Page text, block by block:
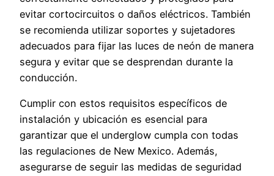
evitar cortocircuitos o daños eléctricos. También
se recomienda utilizar soportes y sujetadores
adecuados para fijar las luces de neón de manera
segura y evitar que se desprendan durante la
conducción.
Cumplir con estos requisitos específicos de
instalación y ubicación es esencial para
garantizar que el underglow cumpla con todas
las regulaciones de New Mexico. Además,
asegurarse de seguir las medidas de seguridad